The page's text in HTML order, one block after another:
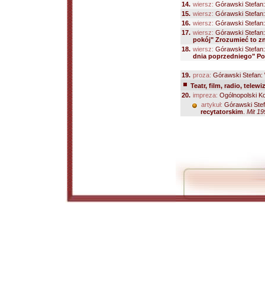
14. wiersz: Górawski
15. wiersz: Górawski
16. wiersz: Górawski
17. wiersz: Górawski
pokój" Zrozumieć to
18. wiersz: Górawski
dnia poprzedniego"
19. proza: Górawski Stefan:
Teatr, film, radio,
20. impreza: Ogólnopolski
artykuł: Górawski
recytatorskim Mit